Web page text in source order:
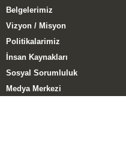
Belgelerimiz
Vizyon / Misyon
Politikalarimiz
İnsan Kaynakları
Sosyal Sorumluluk
Medya Merkezi